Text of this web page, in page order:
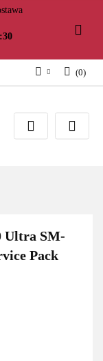
Załóż konto
(0)
Ultra SM-
Pack